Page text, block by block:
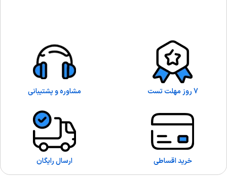
7 روز مهلت تست مشاوره و پشتیبانی
خرید اقساطی ارسال رایگان